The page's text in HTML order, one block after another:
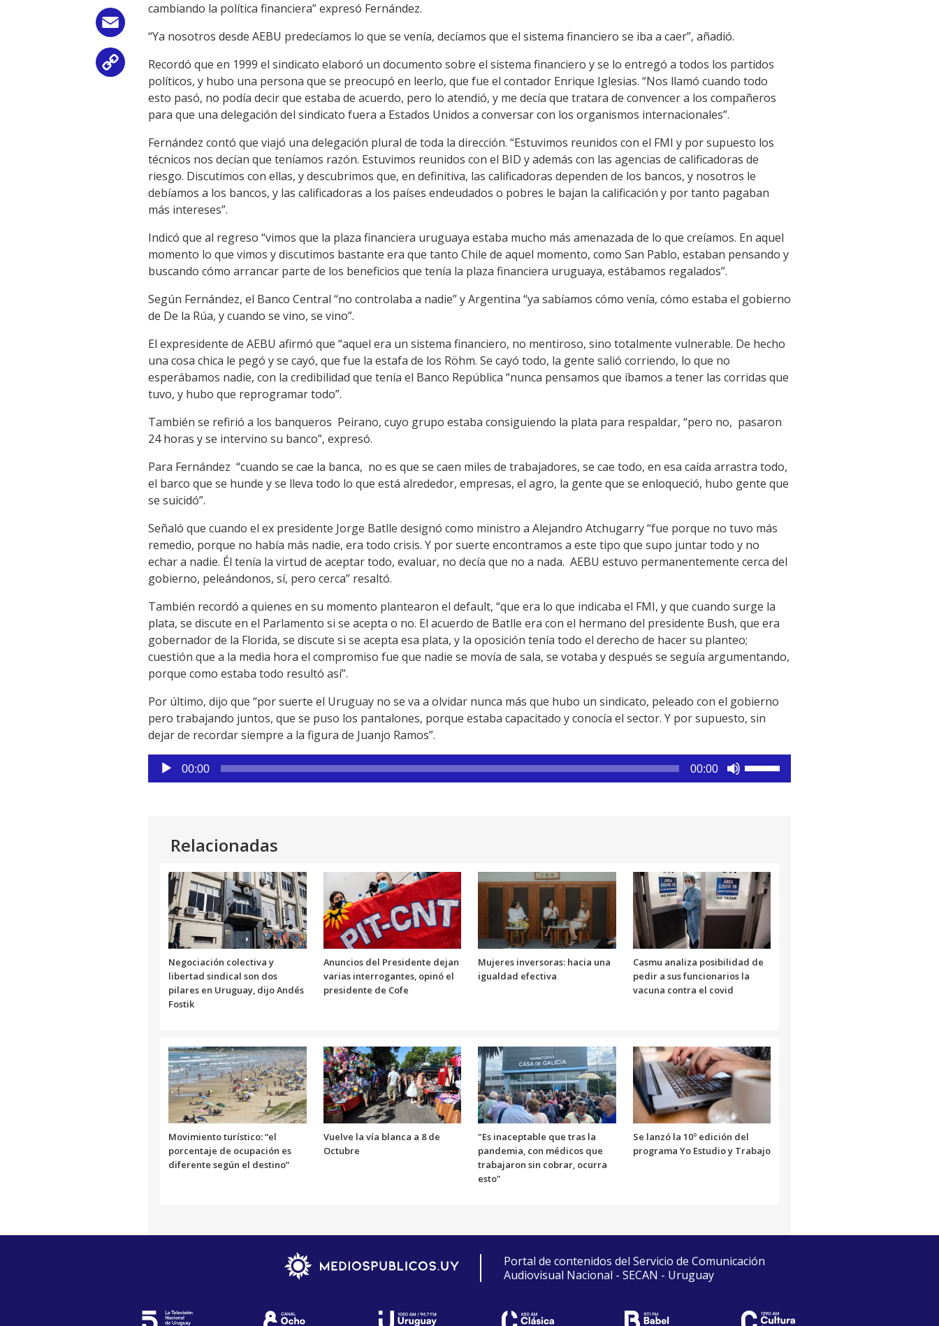
Copy
Link
cambiando la política financiera” expresó Fernández.
“Ya nosotros desde AEBU predecíamos lo que se venía, decíamos que el sistema financiero se iba a caer”, añadió.
Recordó que en 1999 el sindicato elaboró un documento sobre el sistema financiero y se lo entregó a todos los partidos
políticos, y hubo una persona que se preocupó en leerlo, que fue el contador Enrique Iglesias. “Nos llamó cuando todo
esto pasó, no podía decir que estaba de acuerdo, pero lo atendió, y me decía que tratara de convencer a los compañeros
para que una delegación del sindicato fuera a Estados Unidos a conversar con los organismos internacionales”.
Fernández contó que viajó una delegación plural de toda la dirección. “Estuvimos reunidos con el FMI y por supuesto los
técnicos nos decían que teníamos razón. Estuvimos reunidos con el BID y además con las agencias de calificadoras de
riesgo. Discutimos con ellas, y descubrimos que, en definitiva, las calificadoras dependen de los bancos, y nosotros le
debíamos a los bancos, y las calificadoras a los países endeudados o pobres le bajan la calificación y por tanto pagaban
más intereses”.
Indicó que al regreso “vimos que la plaza financiera uruguaya estaba mucho más amenazada de lo que creíamos. En aquel
momento lo que vimos y discutimos bastante era que tanto Chile de aquel momento, como San Pablo, estaban pensando y
buscando cómo arrancar parte de los beneficios que tenía la plaza financiera uruguaya, estábamos regalados”.
Según Fernández, el Banco Central “no controlaba a nadie” y Argentina “ya sabíamos cómo venía, cómo estaba el gobierno
de De la Rúa, y cuando se vino, se vino”.
El expresidente de AEBU afirmó que “aquel era un sistema financiero, no mentiroso, sino totalmente vulnerable. De hecho
una cosa chica le pegó y se cayó, que fue la estafa de los Röhm. Se cayó todo, la gente salió corriendo, lo que no
esperábamos nadie, con la credibilidad que tenía el Banco República “nunca pensamos que íbamos a tener las corridas que
tuvo, y hubo que reprogramar todo”.
También se refirió a los banqueros Peirano, cuyo grupo estaba consiguiendo la plata para respaldar, “pero no, pasaron
24 horas y se intervino su banco”, expresó.
Para Fernández “cuando se cae la banca, no es que se caen miles de trabajadores, se cae todo, en esa caída arrastra todo,
el barco que se hunde y se lleva todo lo que está alrededor, empresas, el agro, la gente que se enloqueció, hubo gente que
se suicidó”.
Señaló que cuando el ex presidente Jorge Batlle designó como ministro a Alejandro Atchugarry “fue porque no tuvo más
remedio, porque no había más nadie, era todo crisis. Y por suerte encontramos a este tipo que supo juntar todo y no
echar a nadie. Él tenía la virtud de aceptar todo, evaluar, no decía que no a nada. AEBU estuvo permanentemente cerca del
gobierno, peleándonos, sí, pero cerca” resaltó.
También recordó a quienes en su momento plantearon el default, “que era lo que indicaba el FMI, y que cuando surge la
plata, se discute en el Parlamento si se acepta o no. El acuerdo de Batlle era con el hermano del presidente Bush, que era
gobernador de la Florida, se discute si se acepta esa plata, y la oposición tenía todo el derecho de hacer su planteo;
cuestión que a la media hora el compromiso fue que nadie se movía de sala, se votaba y después se seguía argumentando,
porque como estaba todo resultó así”.
Por último, dijo que “por suerte el Uruguay no se va a olvidar nunca más que hubo un sindicato, peleado con el gobierno
pero trabajando juntos, que se puso los pantalones, porque estaba capacitado y conocía el sector. Y por supuesto, sin
dejar de recordar siempre a la figura de Juanjo Ramos”.
Reproductor
de
00:00 00:00
aumentar
o
disminuir
el
volumen.
Relacionadas
Negociación colectiva y
libertad sindical son dos
pilares en Uruguay, dijo Andés
Fostik
Anuncios del Presidente dejan
varias interrogantes, opinó el
presidente de Cofe
Mujeres inversoras: hacia una
igualdad efectiva
Casmu analiza posibilidad de
pedir a sus funcionarios la
vacuna contra el covid
Movimiento turístico: “el
porcentaje de ocupación es
diferente según el destino”
Vuelve la vía blanca a 8 de
Octubre
"Es inaceptable que tras la
pandemia, con médicos que
trabajaron sin cobrar, ocurra
esto"
Se lanzó la 10º edición del
programa Yo Estudio y Trabajo
Portal de contenidos del Servicio de Comunicación
Audiovisual Nacional - SECAN - Uruguay